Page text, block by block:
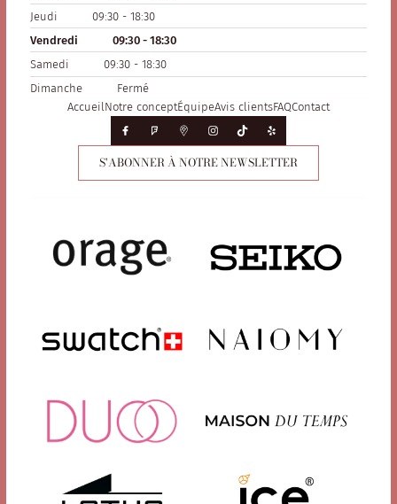
Jeudi
09:30 - 18:30
Vendredi
09:30 - 18:30
Samedi
09:30 - 18:30
Dimanche
Fermé
AccueilNotre conceptÉquipeAvis clientsFAQContact
S'ABONNER À NOTRE NEWSLETTER